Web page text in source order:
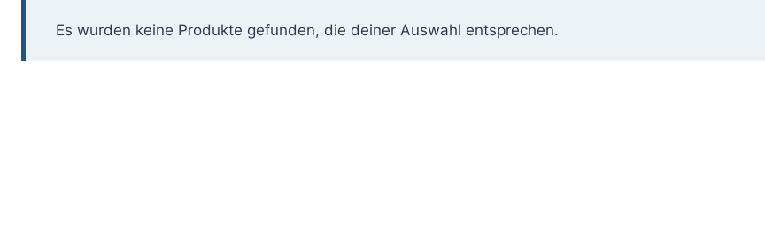
Es wurden keine Produkte gefunden, die deiner Auswahl entsprechen.